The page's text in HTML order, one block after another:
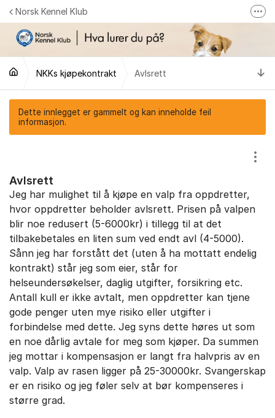
Gå til innhold
Norsk Kennel Klub
Følg oss på Facebook
Følg oss på Instagram
NKK-butikken
Tilbake til NKKs nettsider
NKKs kjøpekontrakt Avlsrett
Dette innlegget er gammelt og kan inneholde feil
informasjon.
Avlsrett
Vis/
Jeg har mulighet til å kjøpe en valp fra oppdretter,
hvor oppdretter beholder avlsrett. Prisen på valpen
blir noe redusert (5-6000kr) i tillegg til at det
tilbakebetales en liten sum ved endt avl (4-5000).
Sånn jeg har forstått det (uten å ha mottatt endelig
kontrakt) står jeg som eier, står for
helseundersøkelser, daglig utgifter, forsikring etc.
Antall kull er ikke avtalt, men oppdretter kan tjene
gode penger uten mye risiko eller utgifter i
forbindelse med dette. Jeg syns dette høres ut som
en noe dårlig avtale for meg som kjøper. Da summen
jeg mottar i kompensasjon er langt fra halvpris av en
valp. Valp av rasen ligger på 25-30000kr. Svangerskap
er en risiko og jeg føler selv at bør kompenseres i
større grad.